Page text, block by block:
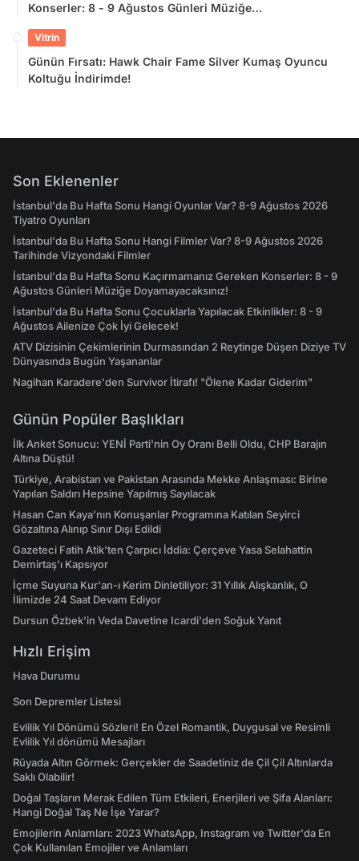
Konserler: 8 - 9 Ağustos Günleri Müziğe
Vitrin
Günün Fırsatı: Hawk Chair Fame Silver Kumaş Oyuncu
Koltuğu İndirimde!
Son Eklenenler
İstanbul'da Bu Hafta Sonu Hangi Oyunlar Var? 8-9 Ağustos 2026
Tiyatro Oyunları
İstanbul'da Bu Hafta Sonu Hangi Filmler Var? 8-9 Ağustos 2026
Tarihinde Vizyondaki Filmler
İstanbul'da Bu Hafta Sonu Kaçırmamanız Gereken Konserler: 8 - 9
Ağustos Günleri Müziğe Doyamayacaksınız!
İstanbul'da Bu Hafta Sonu Çocuklarla Yapılacak Etkinlikler: 8 - 9
Ağustos Ailenize Çok İyi Gelecek!
ATV Dizisinin Çekimlerinin Durmasından 2 Reytinge Düşen Diziye TV
Dünyasında Bugün Yaşananlar
Nagihan Karadere'den Survivor İtirafı! "Ölene Kadar Giderim"
Günün Popüler Başlıkları
İlk Anket Sonucu: YENİ Parti'nin Oy Oranı Belli Oldu, CHP Barajın
Altına Düştü!
Türkiye, Arabistan ve Pakistan Arasında Mekke Anlaşması: Birine
Yapılan Saldırı Hepsine Yapılmış Sayılacak
Hasan Can Kaya’nın Konuşanlar Programına Katılan Seyirci
Gözaltına Alınıp Sınır Dışı Edildi
Gazeteci Fatih Atik'ten Çarpıcı İddia: Çerçeve Yasa Selahattin
Demirtaş'ı Kapsıyor
İçme Suyuna Kur'an-ı Kerim Dinletiliyor: 31 Yıllık Alışkanlık, O
İlimizde 24 Saat Devam Ediyor
Dursun Özbek'in Veda Davetine Icardi'den Soğuk Yanıt
Hızlı Erişim
Hava Durumu
Son Depremler Listesi
Evlilik Yıl Dönümü Sözleri! En Özel Romantik, Duygusal ve Resimli
Evlilik Yıl dönümü Mesajları
Rüyada Altın Görmek: Gerçekler de Saadetiniz de Çil Çil Altınlarda
Saklı Olabilir!
Doğal Taşların Merak Edilen Tüm Etkileri, Enerjileri ve Şifa Alanları:
Hangi Doğal Taş Ne İşe Yarar?
Emojilerin Anlamları: 2023 WhatsApp, Instagram ve Twitter'da En
Çok Kullanılan Emojiler ve Anlamları